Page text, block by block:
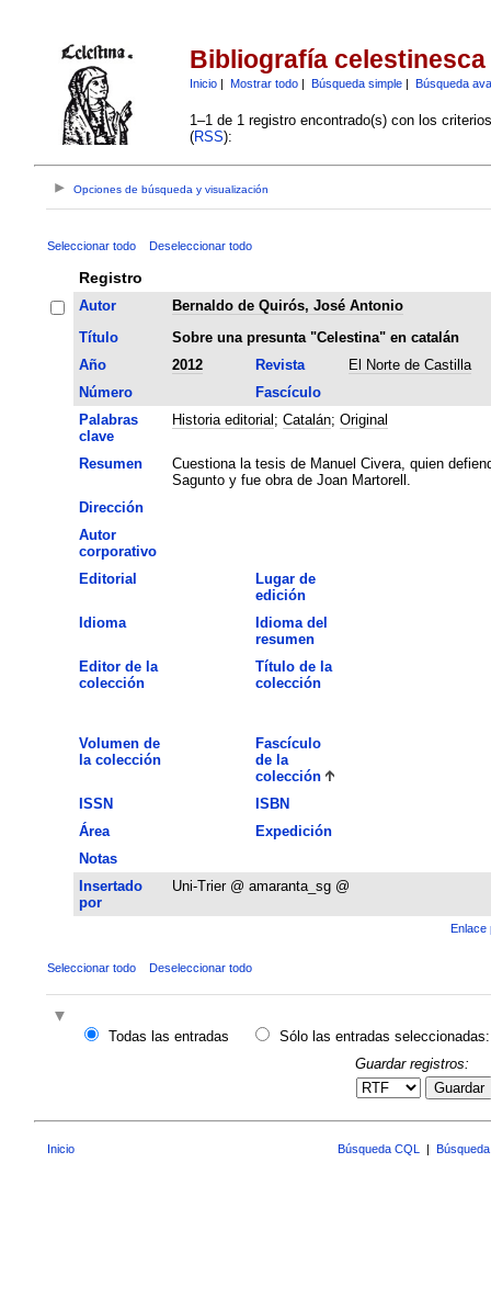
Bibliografía celestinesca
Inicio| Mostrar todo| Búsqueda simple| Búsqueda
1–1 de 1 registro encontrado(s) con los
(RSS):
Opciones de búsqueda y visualización
Seleccionar todo Deseleccionar todo
Registro
Autor
Bernaldo de Quirós, José Antonio
Título
Sobre una presunta "Celestina" en catalán
Año
2012 Revista
El Norte de Castilla
Número
Fascículo
Palabras
clave
Historia editorial ; Catalán; Original
Resumen
Cuestiona la tesis de Manuel Civera, quien
Sagunto y fue obra de Joan Martorell.
Dirección
Autor
corporativo
Editorial
Lugar de
edición
Idioma
Idioma del
resumen
Editor de la
colección
Título de la
colección
Volumen de
la colección
Fascículo
de la
colección
ISSN
ISBN
Área
Expedición
Notas
Insertado
por
Uni-Trier @ amaranta_sg @
Enlace
Seleccionar todo Deseleccionar todo
Todas las entradas
Sólo las entradas seleccionadas:
Guardar registros:
Guardar
Inicio Búsqueda CQL